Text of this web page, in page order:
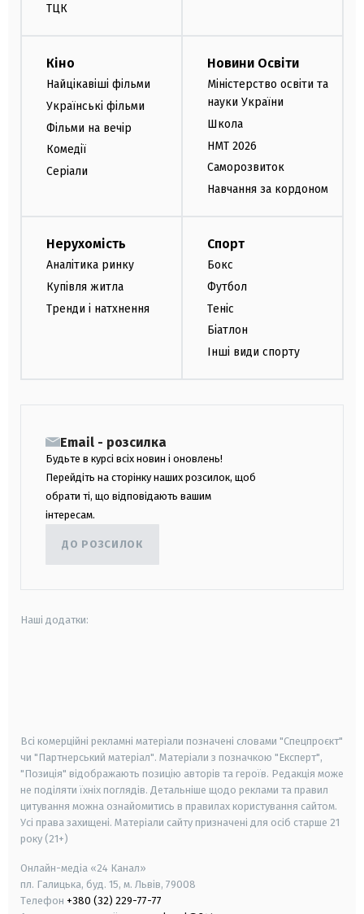
ТЦК
Кіно
Найцікавіші фільми
Українські фільми
Фільми на вечір
Комедії
Серіали
Новини Освіти
Міністерство освіти та
науки України
Школа
НМТ 2026
Саморозвиток
Навчання за кордоном
Нерухомість
Аналітика ринку
Купівля житла
Тренди і натхнення
Спорт
Бокс
Футбол
Теніс
Біатлон
Інші види спорту
Email - розсилка
Будьте в курсі всіх новин і оновлень!
Перейдіть на сторінку наших розсилок, щоб
обрати ті, що відповідають вашим
інтересам.
ДО РОЗСИЛОК
Наші додатки:
Всі комерційні рекламні матеріали позначені словами "Спецпроєкт"
чи "Партнерський матеріал". Матеріали з позначкою "Експерт",
"Позиція" відображають позицію авторів та героїв. Редакція може
не поділяти їхніх поглядів. Детальніше щодо реклами та правил
цитування можна ознайомитись в правилах користування сайтом.
Усі права захищені. Матеріали сайту призначені для осіб старше 21
року (21+)
Онлайн-медіа «24 Канал»
пл. Галицька, буд. 15, м. Львів, 79008
Телефон +380 (32) 229-77-77